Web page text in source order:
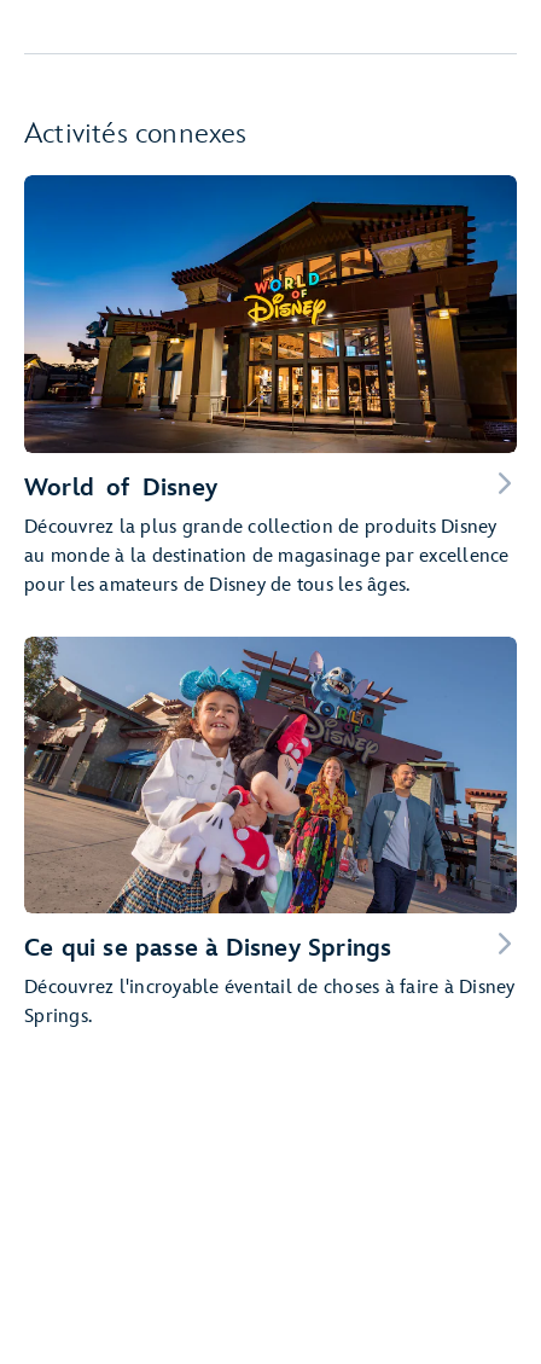
Activités connexes
World of Disney
Découvrez la plus grande collection de produits Disney
au monde à la destination de magasinage par excellence
pour les amateurs de Disney de tous les âges.
Ce qui se passe à Disney Springs
Découvrez l'incroyable éventail de choses à faire à Disney
Springs.